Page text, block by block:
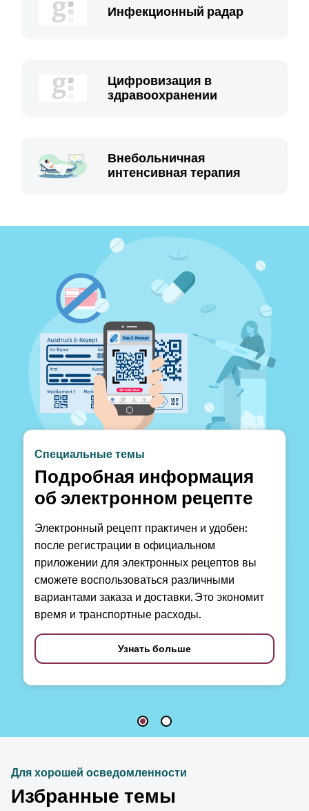
Инфекционный радар
Цифровизация в
здравоохранении
Внебольничная
интенсивная терапия
Специальные темы
Подробная информация
об электронном рецепте
Электронный рецепт практичен и удобен:
после регистрации в официальном
приложении для электронных рецептов вы
сможете воспользоваться различными
вариантами заказа и доставки. Это экономит
время и транспортные расходы.
Узнать больше
Для хорошей осведомленности
Избранные темы